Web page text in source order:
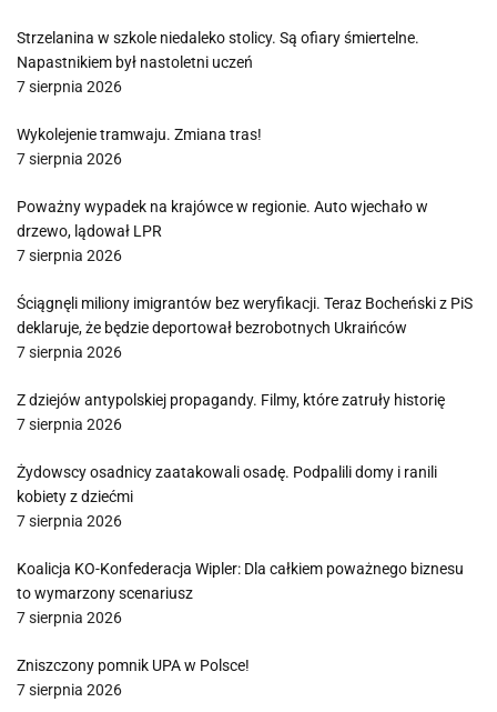
Strzelanina w szkole niedaleko stolicy. Są ofiary śmiertelne.
Napastnikiem był nastoletni uczeń
7 sierpnia 2026
Wykolejenie tramwaju. Zmiana tras!
7 sierpnia 2026
Poważny wypadek na krajówce w regionie. Auto wjechało w
drzewo, lądował LPR
7 sierpnia 2026
Ściągnęli miliony imigrantów bez weryfikacji. Teraz Bocheński z PiS
deklaruje, że będzie deportował bezrobotnych Ukraińców
7 sierpnia 2026
Z dziejów antypolskiej propagandy. Filmy, które zatruły historię
7 sierpnia 2026
Żydowscy osadnicy zaatakowali osadę. Podpalili domy i ranili
kobiety z dziećmi
7 sierpnia 2026
Koalicja KO-Konfederacja Wipler: Dla całkiem poważnego biznesu
to wymarzony scenariusz
7 sierpnia 2026
Zniszczony pomnik UPA w Polsce!
7 sierpnia 2026